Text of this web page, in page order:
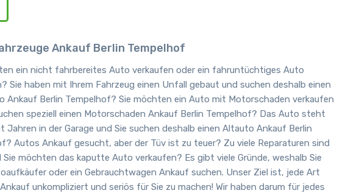
Ankauf Berlin Tempelhof
ein nicht fahrbereites Auto verkaufen oder ein fahruntüchtiges Auto
Sie haben mit Ihrem Fahrzeug einen Unfall gebaut und suchen deshalb einen
Ankauf Berlin Tempelhof? Sie möchten ein Auto mit Motorschaden verkaufen
speziell einen Motorschaden Ankauf Berlin Tempelhof? Das Auto steht
Jahren in der Garage und Sie suchen deshalb einen Altauto Ankauf Berlin
Autos Ankauf gesucht, aber der Tüv ist zu teuer? Zu viele Reparaturen sind
möchten das kaputte Auto verkaufen? Es gibt viele Gründe, weshalb Sie
oder ein Gebrauchtwagen Ankauf suchen. Unser Ziel ist, jede Art
unkompliziert und seriös für Sie zu machen! Wir haben darum für jedes